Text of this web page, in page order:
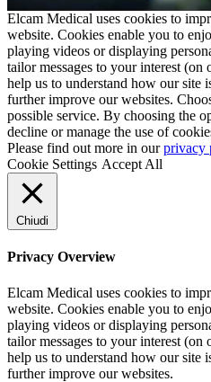
Elcam Medical uses cookies to
website. Cookies enable you to
playing videos or displaying
tailor messages to your interest (on
help us to understand how our site
further improve our websites.
possible service. By choosing the
decline or manage the use of
Please find out more in ourprivacy
Cookie Settings Accept All
Chiudi
Privacy Overview
Elcam Medical uses cookies to
website. Cookies enable you to
playing videos or displaying
tailor messages to your interest (on
help us to understand how our site
further improve our websites.